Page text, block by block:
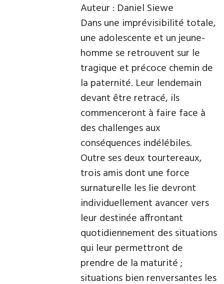
Auteur : Daniel Siewe
Dans une imprévisibilité totale,
une adolescente et un jeune-
homme se retrouvent sur le
tragique et précoce chemin de
la paternité. Leur lendemain
devant être retracé, ils
commenceront à faire face à
des challenges aux
conséquences indélébiles.
Outre ses deux tourtereaux,
trois amis dont une force
surnaturelle les lie devront
individuellement avancer vers
leur destinée affrontant
quotidiennement des situations
qui leur permettront de
prendre de la maturité ;
situations bien renversantes les